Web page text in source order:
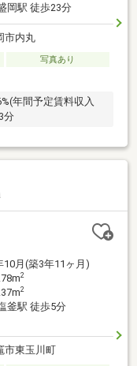
岡駅 徒歩23分
市内丸
写真あり
年間予定賃料収入
分
10月(築3年11ヶ月)
2
2
釜駅 徒歩5分
市東玉川町